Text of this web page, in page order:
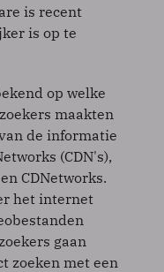
is recent
is op te
op welke
maakten
de informatie
(CDN's),
CDNetworks.
het internet
gaan
zoeken met een